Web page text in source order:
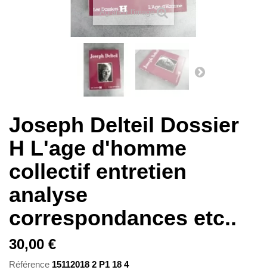
Agrandir l'image
Joseph Delteil Dossier
H L'age d'homme
collectif entretien
analyse
correspondances etc..
30,00 €
Référence 15112018 2 P1 18 4